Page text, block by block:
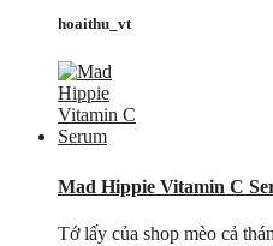
hoaithu_vt
Mad Hippie Vitamin C
Tớ lấy của shop mèo cả